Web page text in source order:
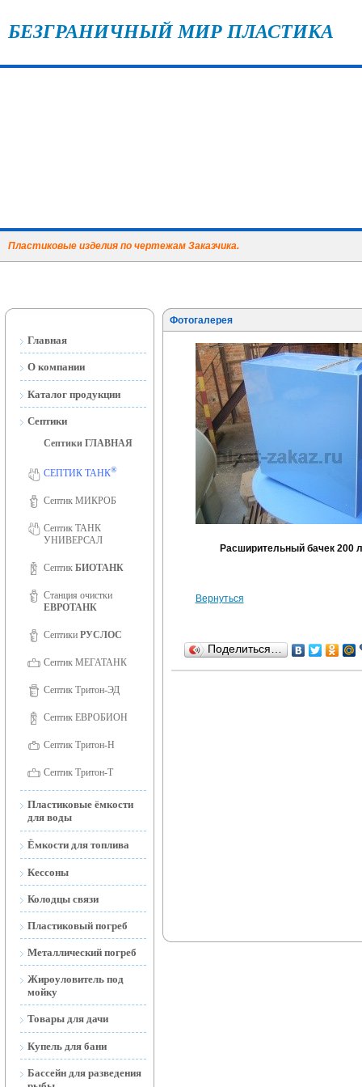
БЕЗГРАНИЧНЫЙ МИР ПЛАСТИКА
Пластиковые изделия по чертежам Заказчика.
Главная
О компании
Сертификаты ISO 9001
Фотогалерея
Вакансии
Каталог продукции
Септики
Септики ГЛАВНАЯ
СЕПТИК ТАНК®
Септик МИКРОБ
Септик ТАНК
УНИВЕРСАЛ
Септик БИОТАНК
Станция очистки
ЕВРОТАНК
Септики РУСЛОС
Септик МЕГАТАНК
Септик Тритон-ЭД
Септик ЕВРОБИОН
Септик Тритон-Н
Септик Тритон-Т
Пластиковые ёмкости
для воды
наземные
Ёмкости для воды
(Тритон-Н)
Ёмкости для топлива
наземные и подземные
Мобильные АЗС
Кессоны
Колодцы связи
Пластиковый погреб
Металлический погреб
Жироуловитель под
мойку
Товары для дачи
Торфяной Биотуалет
Дренажные и фекальные
насосы
Купель для бани
Бассейн для разведения
Фотогалерея
Расширительный бачек 200
Вернуться
Поделиться…